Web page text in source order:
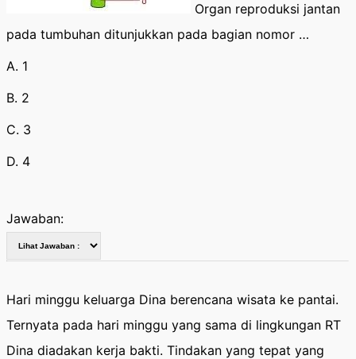
Organ reproduksi jantan
pada tumbuhan ditunjukkan pada bagian nomor …
A. 1
B. 2
C. 3
D. 4
Jawaban:
Hari minggu keluarga Dina berencana wisata ke pantai.
Ternyata pada hari minggu yang sama di lingkungan RT
Dina diadakan kerja bakti. Tindakan yang tepat yang